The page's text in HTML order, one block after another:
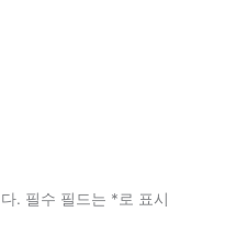
. 필수 필드는 *로 표시